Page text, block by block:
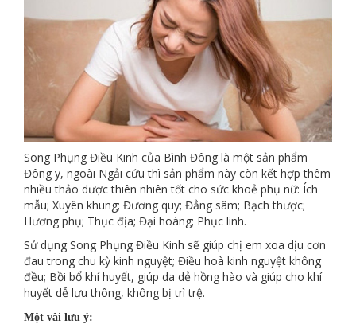
Song Phụng Điều Kinh của Bình Đông là một sản phẩm
Đông y, ngoài Ngải cứu thì sản phẩm này còn kết hợp thêm
nhiều thảo dược thiên nhiên tốt cho sức khoẻ phụ nữ: Ích
mẫu; Xuyên khung; Đương quy; Đẳng sâm; Bạch thược;
Hương phụ; Thục địa; Đại hoàng; Phục linh.
Sử dụng Song Phụng Điều Kinh sẽ giúp chị em xoa dịu cơn
đau trong chu kỳ kinh nguyệt; Điều hoà kinh nguyệt không
đều; Bồi bổ khí huyết, giúp da dẻ hồng hào và giúp cho khí
huyết dễ lưu thông, không bị trì trệ.
Một vài lưu ý: